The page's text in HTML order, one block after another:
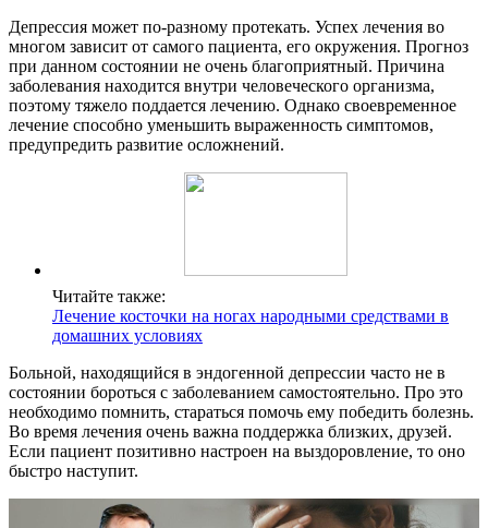
Депрессия может по-разному протекать. Успех лечения во
многом зависит от самого пациента, его окружения. Прогноз
при данном состоянии не очень благоприятный. Причина
заболевания находится внутри человеческого организма,
поэтому тяжело поддается лечению. Однако своевременное
лечение способно уменьшить выраженность симптомов,
предупредить развитие осложнений.
Читайте также:
Лечение косточки на ногах народными средствами в
домашних условиях
Больной, находящийся в эндогенной депрессии часто не в
состоянии бороться с заболеванием самостоятельно. Про это
необходимо помнить, стараться помочь ему победить болезнь.
Во время лечения очень важна поддержка близких, друзей.
Если пациент позитивно настроен на выздоровление, то оно
быстро наступит.